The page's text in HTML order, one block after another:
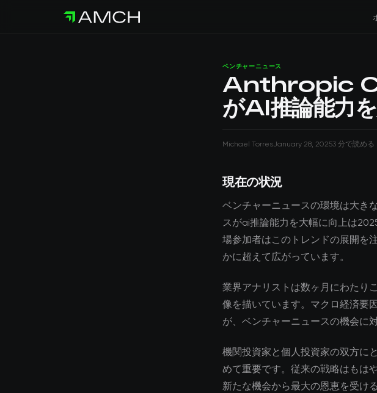
ベンチャーニュース
Anthropic
がAI推論能力
Michael TorresJanuary 28, 20253 分で読める
現在の状況
ベンチャーニュースの環境は大き
スがai推論能力を大幅に向上は
場参加者はこのトレンドの展開を
かに超えて広がっています。
業界アナリストは数ヶ月にわたり
像を描いています。マクロ経済要
が、ベンチャーニュースの機会に
機関投資家と個人投資家の双方に
めて重要です。従来の戦略はもは
新たな機会から最大の恩恵を受け